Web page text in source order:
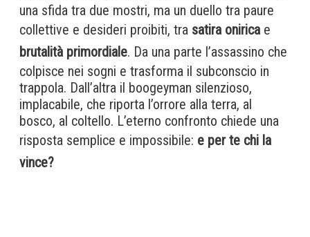
una sfida tra due mostri, ma un duello tra paure
collettive e desideri proibiti, tra satira onirica e
brutalità primordiale. Da una parte l’assassino che
colpisce nei sogni e trasforma il subconscio in
trappola. Dall’altra il boogeyman silenzioso,
implacabile, che riporta l’orrore alla terra, al
bosco, al coltello. L’eterno confronto chiede una
risposta semplice e impossibile: e per te chi la
vince?